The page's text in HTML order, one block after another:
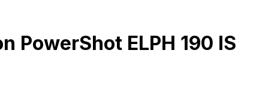
PowerShot ELPH 190 IS